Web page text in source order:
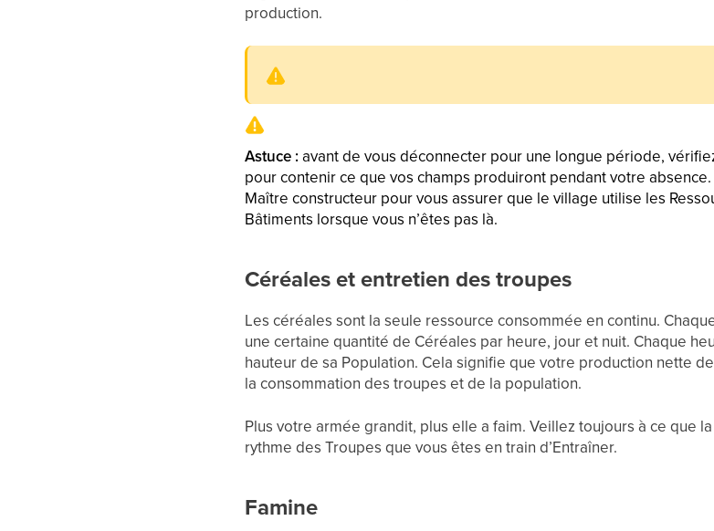
production.
Astuce :avant de vous déconnecter pour une longue période,
pour contenir ce que vos champs produiront pendant votre
Maître constructeur pour vous assurer que le village utilise les
Bâtiments lorsque vous n’êtes pas là.
Céréales et entretien des troupes
Les céréales sont la seule ressource consommée en continu.
une certaine quantité de Céréales par heure, jour et nuit. Chaque
hauteur de sa Population. Cela signifie que votre production nette
la consommation des troupes et de la population.
Plus votre armée grandit, plus elle a faim. Veillez toujours à ce que
rythme des Troupes que vous êtes en train d’Entraîner.
Famine